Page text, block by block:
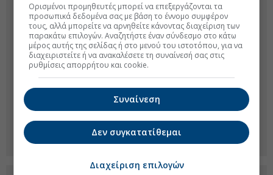
Ορισμένοι προμηθευτές μπορεί να επεξεργάζονται τα
προσωπικά δεδομένα σας με βάση το έννομο συμφέρον
τους, αλλά μπορείτε να αρνηθείτε κάνοντας διαχείριση των
παρακάτω επιλογών. Αναζητήστε έναν σύνδεσμο στο κάτω
μέρος αυτής της σελίδας ή στο μενού του ιστοτόπου, για να
διαχειριστείτε ή να ανακαλέσετε τη συναίνεσή σας στις
ρυθμίσεις απορρήτου και cookie.
Συναίνεση
Δεν συγκατατίθεμαι
Διαχείριση επιλογών